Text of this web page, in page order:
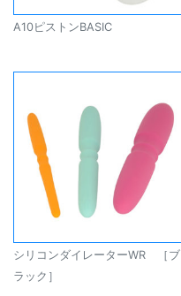
A10ピストンBASIC
シリコンダイレーターWR ［ブ
ラック］